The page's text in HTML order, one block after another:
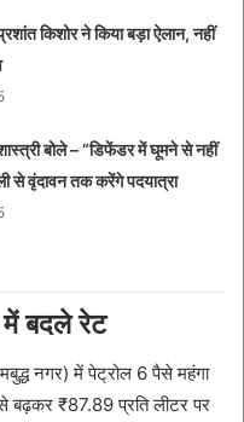
किशोर ने किया बड़ा ऐलान, नहीं
शास्त्री बोले – “डिफेंडर में घूमने से नहीं
से वृंदावन तक करेंगे पदयात्रा
में बदले रेट
नगर) में पेट्रोल 6 पैसे महंगा
₹87.89 प्रति लीटर पर